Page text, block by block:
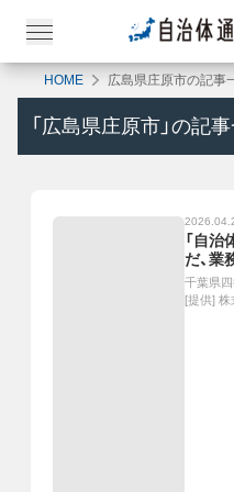
HOME 広島県庄原市の記事
「 広島県庄原市 」の記
「自治
だ、業
千葉県
[提供] 株